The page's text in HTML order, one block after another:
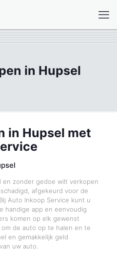
in Hupsel
in Hupsel met
zonder gedoe wilt verkopen
afgekeurd voor de
Auto Inkoop Service kunt u
handige app en eenvoudig
komen op elk gewenst
de auto op te halen en te
en gemakkelijk geld
uw auto.